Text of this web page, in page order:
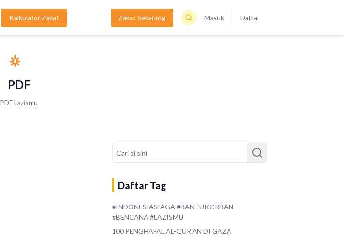
Kalkulator Zakat Zakat Sekarang Masuk Daftar
PDF
PDF Lazismu
Daftar Tag
#INDONESIASIAGA #BANTUKORBAN
#BENCANA #LAZISMU
100 PENGHAFAL AL-QUR'AN DI GAZA